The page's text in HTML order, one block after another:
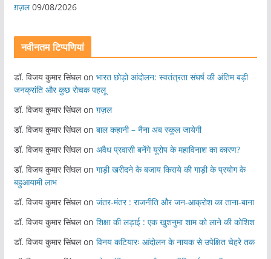
ग़ज़ल 09/08/2026
नवीनतम टिप्पणियां
डॉ. विजय कुमार सिंघलon भारत छोड़ो आंदोलन: स्वतंत्रता संघर्ष की अंतिम बड़ी
जनक्रांति और कुछ रोचक पहलू
डॉ. विजय कुमार सिंघलon ग़ज़ल
डॉ. विजय कुमार सिंघलon बाल कहानी – नैना अब स्कूल जायेगी
डॉ. विजय कुमार सिंघलon अवैध प्रवासी बनेंगे यूरोप के महाविनाश का कारण?
डॉ. विजय कुमार सिंघलon गाड़ी खरीदने के बजाय किराये की गाड़ी के प्रयोग के
बहुआयामी लाभ
डॉ. विजय कुमार सिंघलon जंतर-मंतर : राजनीति और जन-आक्रोश का ताना-बाना
डॉ. विजय कुमार सिंघलon शिक्षा की लड़ाई : एक खुशनुमा शाम को लाने की कोशिश
डॉ. विजय कुमार सिंघलon विनय कटियारः आंदोलन के नायक से उपेक्षित चेहरे तक